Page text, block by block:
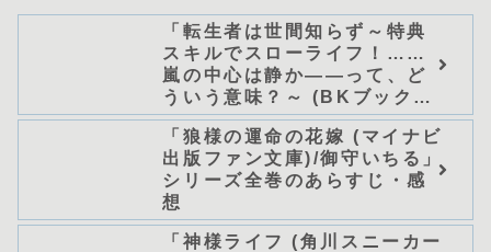
「転生者は世間知らず～特典
スキルでスローライフ！……
嵐の中心は静か――って、ど
ういう意味？～ (BKブック
ス)/唖鳴蝉」シリーズ全巻のあ
らすじ・感想
「狼様の運命の花嫁 (マイナビ
出版ファン文庫)/御守いちる」
シリーズ全巻のあらすじ・感
想
「神様ライフ (角川スニーカー